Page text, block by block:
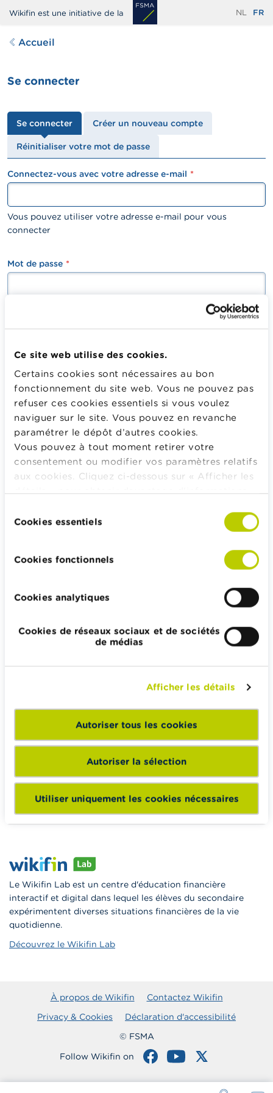
Ce site web utilise des cookies.
Certains cookies sont nécessaires au bon
fonctionnement du site web. Vous ne pouvez pas
refuser ces cookies essentiels si vous voulez
naviguer sur le site. Vous pouvez en revanche
paramétrer le dépôt d’autres cookies.
Vous pouvez à tout moment retirer votre
consentement ou modifier vos paramètres relatifs
aux cookies. Cliquez ci-dessous sur « Afficher les
consultable dans son intégralité
duCookies essentiels
Cookies fonctionnels
Cookies analytiques
Cookies de réseaux sociaux et de sociétés
de médias
Afficher les détails
Autoriser tous les cookies
Autoriser la sélection
Utiliser uniquement les cookies nécessaires
Aller
contenu
Wikifin est une initiative de la NL FR
Accueil
Se connecter
Onglets
principaux
Se connecter Créer un nouveau compte
Réinitialiser votre mot de passe
textfield
Connectez-vous avec votre adresse e-mail
Vous pouvez utiliser votre adresse e-mail pour vous
connecter
password
Mot de passe
Saisissez le mot de passe correspondant à votre adresse
Se connecter
Calculateurs, conseils pratiques, checklists
Budget, payer, emprunter et assurer
Famille
Épargner et investir
Hériter
Wikifin.be veut vous aider dans vos décisions financières. Il
met gratuitement à votre disposition une information
Wikifin School met gratuitement à disposition des
enseignants du matériel pédagogique varié et des
formations pour les aider à faire de l’éducation financière et
à la consommation responsable en classe.
Le Wikifin Lab est un centre d'éducation financière
interactif et digital dans lequel les élèves du secondaire
expérimentent diverses situations financières de la vie
quotidienne.
Découvrez le Wikifin Lab
À propos de Wikifin
Contactez Wikifin
Privacy & Cookies
Déclaration d'accessibilité
© FSMA
Follow Wikifin on